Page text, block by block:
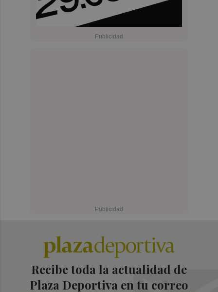
Recibe toda la actualidad de
Plaza Deportiva en tu correo